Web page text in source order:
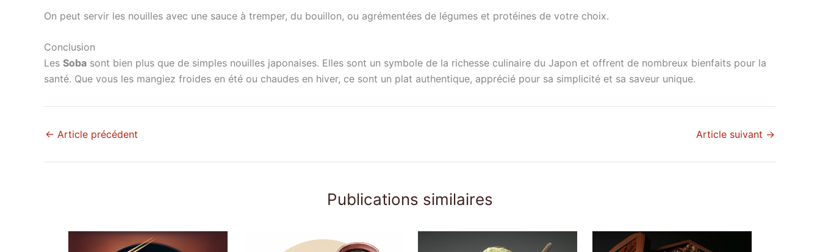
On peut servir les nouilles avec une sauce à tremper, du bouillon, ou agrémentées de légumes et protéines de votre choix.
Conclusion
Les Soba sont bien plus que de simples nouilles japonaises. Elles sont un symbole de la richesse culinaire du Japon et offrent de nombreux bienfaits pour la
santé. Que vous les mangiez froides en été ou chaudes en hiver, ce sont un plat authentique, apprécié pour sa simplicité et sa saveur unique.
← Article précédent Article suivant →
Publications similaires